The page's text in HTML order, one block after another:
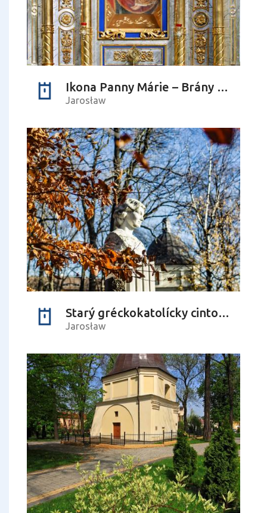
Ikona Panny Márie – Brány milosrdenstva
Jarosław
Starý gréckokatolícky cintorín - park Czesławy Puzon "Bašky"
Jarosław